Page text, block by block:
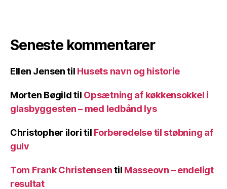
Seneste kommentarer
Ellen Jensentil Husets navn og historie
Morten Bøgildtil Opsætning af køkkensokkel i
glasbyggesten – med ledbånd lys
Christopher iloritil Forberedelse til støbning af
gulv
Tom Frank Christensentil Masseovn – endeligt
resultat